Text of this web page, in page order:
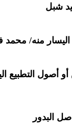
شبل
منه/ محمد
أصول التطبيع
البدور